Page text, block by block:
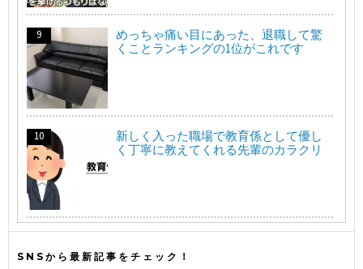
めっちゃ痛い目にあった、退職して驚
くことランキングの1位がこれです
新しく入った職場で教育係として優し
く丁寧に教えてくれる先輩のカラクリ
SNSから最新記事をチェック！